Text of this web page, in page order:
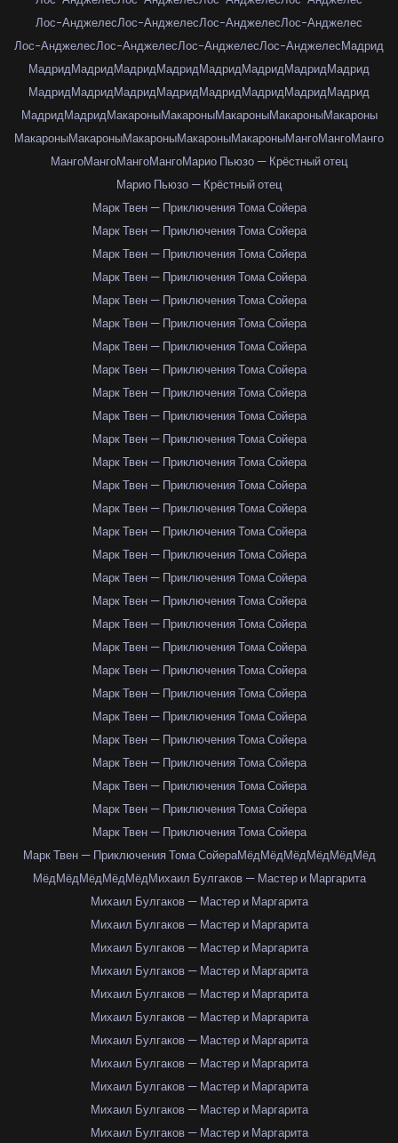
Лос-АнджелесЛос-АнджелесЛос-АнджелесЛос-Анджелес
Лос-АнджелесЛос-АнджелесЛос-АнджелесЛос-АнджелесМадрид
МадридМадридМадридМадридМадридМадридМадридМадрид
МадридМадридМадридМадридМадридМадридМадридМадрид
МадридМадридМакароныМакароныМакароныМакароныМакароны
МакароныМакароныМакароныМакароныМакароныМангоМангоМанго
МангоМангоМангоМангоМарио Пьюзо — Крёстный отец
Марио Пьюзо — Крёстный отец
Марк Твен — Приключения Тома Сойера
Марк Твен — Приключения Тома Сойера
Марк Твен — Приключения Тома Сойера
Марк Твен — Приключения Тома Сойера
Марк Твен — Приключения Тома Сойера
Марк Твен — Приключения Тома Сойера
Марк Твен — Приключения Тома Сойера
Марк Твен — Приключения Тома Сойера
Марк Твен — Приключения Тома Сойера
Марк Твен — Приключения Тома Сойера
Марк Твен — Приключения Тома Сойера
Марк Твен — Приключения Тома Сойера
Марк Твен — Приключения Тома Сойера
Марк Твен — Приключения Тома Сойера
Марк Твен — Приключения Тома Сойера
Марк Твен — Приключения Тома Сойера
Марк Твен — Приключения Тома Сойера
Марк Твен — Приключения Тома Сойера
Марк Твен — Приключения Тома Сойера
Марк Твен — Приключения Тома Сойера
Марк Твен — Приключения Тома Сойера
Марк Твен — Приключения Тома Сойера
Марк Твен — Приключения Тома Сойера
Марк Твен — Приключения Тома Сойера
Марк Твен — Приключения Тома Сойера
Марк Твен — Приключения Тома Сойера
Марк Твен — Приключения Тома Сойера
Марк Твен — Приключения Тома Сойера
Марк Твен — Приключения Тома СойераМёдМёдМёдМёдМёдМёд
МёдМёдМёдМёдМёдМихаил Булгаков — Мастер и Маргарита
Михаил Булгаков — Мастер и Маргарита
Михаил Булгаков — Мастер и Маргарита
Михаил Булгаков — Мастер и Маргарита
Михаил Булгаков — Мастер и Маргарита
Михаил Булгаков — Мастер и Маргарита
Михаил Булгаков — Мастер и Маргарита
Михаил Булгаков — Мастер и Маргарита
Михаил Булгаков — Мастер и Маргарита
Михаил Булгаков — Мастер и Маргарита
Михаил Булгаков — Мастер и Маргарита
Михаил Булгаков — Мастер и Маргарита